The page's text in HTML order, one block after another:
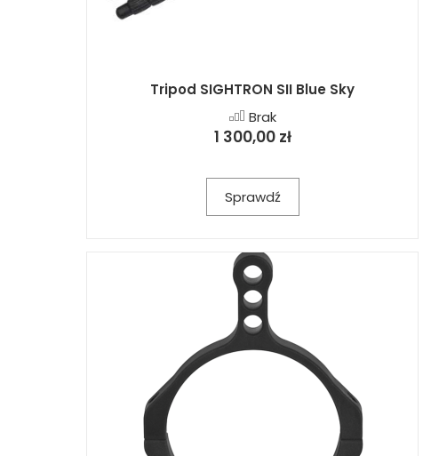
Tripod SIGHTRON SII Blue Sky
Brak
1 300,00 zł
Sprawdź